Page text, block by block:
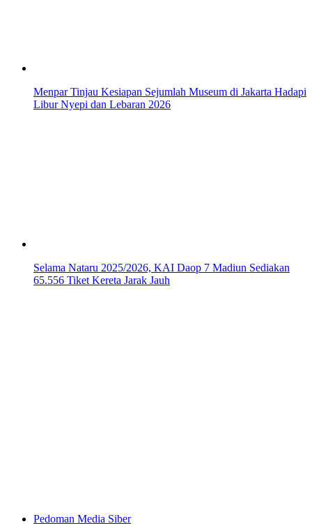
Menpar Tinjau Kesiapan Sejumlah Museum di Jakarta Hadapi
Libur Nyepi dan Lebaran 2026
Selama Nataru 2025/2026, KAI Daop 7 Madiun Sediakan
65.556 Tiket Kereta Jarak Jauh
Pedoman Media Siber